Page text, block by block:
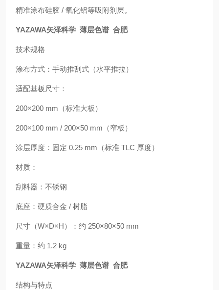
精准涂布硅胶 / 氧化铝等吸附剂层。
YAZAWA矢泽科学 薄层色谱 合肥
技术规格
涂布方式：手动推刮式（水平推拉）
适配基板尺寸：
200×200 mm（标准大板）
200×100 mm / 200×50 mm（窄板）
涂层厚度：固定 0.25 mm（标准 TLC 厚度）
材质：
刮料器：不锈钢
底座：硬质合金 / 树脂
尺寸（W×D×H）：约 250×80×50 mm
重量：约 1.2 kg
YAZAWA矢泽科学 薄层色谱 合肥
结构与特点